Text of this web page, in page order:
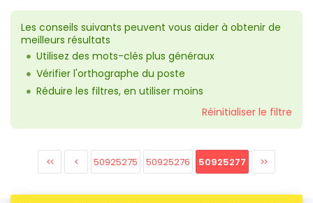
Les conseils suivants peuvent vous aider à obtenir de
meilleurs résultats
Utilisez des mots-clés plus généraux
Vérifier l'orthographe du poste
Réduire les filtres, en utiliser moins
Réinitialiser le filtre
<< < 50925275 50925276 50925277 >>